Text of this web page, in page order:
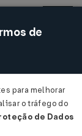
Acessar
de
para melhorar
o tráfego do
de Dados